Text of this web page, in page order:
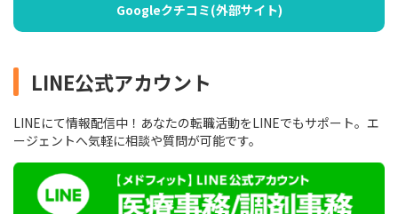
Googleクチコミ(外部サイト)
LINE公式アカウント
LINEにて情報配信中！あなたの転職活動をLINEでもサポート。エ
ージェントへ気軽に相談や質問が可能です。